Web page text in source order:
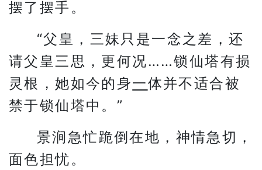
摆了摆手。
“父皇，三妹只是一念之差，还
请父皇三思，更何况……锁仙塔有损
灵根，她如今的身一体并不适合被
禁于锁仙塔中。”
景涧急忙跪倒在地，神情急切，
面色担忧。